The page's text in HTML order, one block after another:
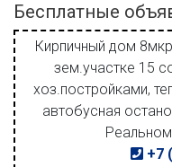
Бесплатные
Кирпичный дом
зем.участке 15
хоз.постройками,
автобусная
+7